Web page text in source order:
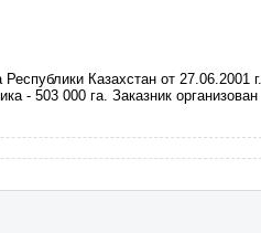
Казахстан от 27.06.2001 г.
- 503 000 га. Заказник организован